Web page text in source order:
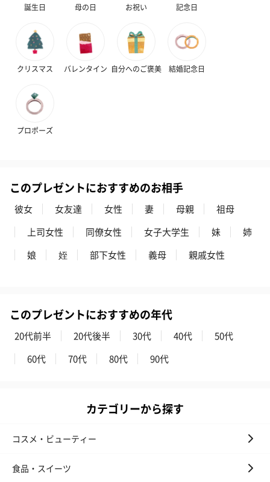
誕生日 母の日 お祝い 記念日
クリスマス バレンタイン 自分へのご褒美 結婚記念日
プロポーズ
このプレゼントにおすすめのお相手
彼女 女友達 女性 妻 母親
祖母
上司女性
同僚女性 女子大学生 妹
姉
娘
姪 部下女性 義母 親戚女性
このプレゼントにおすすめの年代
20代前半 20代後半 30代 40代
50代
60代
70代 80代 90代
カテゴリーから探す
コスメ・ビューティー
食品・スイーツ